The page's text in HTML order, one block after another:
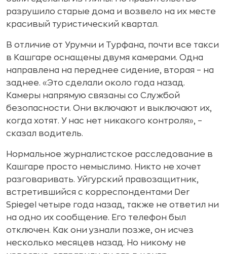
разрушило старые дома и возвело на их месте
красивый туристический квартал.
В отличие от Урумчи и Турфана, почти все такси
в Кашгаре оснащены двумя камерами. Одна
направлена на переднее сидение, вторая – на
заднее. «Это сделали около года назад.
Камеры напрямую связаны со Службой
безопасности. Они включают и выключают их,
когда хотят. У нас нет никакого контроля», –
сказал водитель.
Нормальное журналистское расследование в
Кашгаре просто немыслимо. Никто не хочет
разговаривать. Уйгурский правозащитник,
встретившийся с корреспондентами Der
Spiegel четыре года назад, также не ответил ни
на одно их сообщение. Его телефон был
отключен. Как они узнали позже, он исчез
несколько месяцев назад. Но никому не